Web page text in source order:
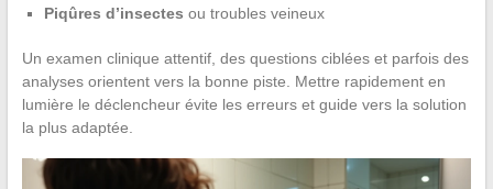
Piqûres d’insectes ou troubles veineux
Un examen clinique attentif, des questions ciblées et parfois des
analyses orientent vers la bonne piste. Mettre rapidement en
lumière le déclencheur évite les erreurs et guide vers la solution
la plus adaptée.